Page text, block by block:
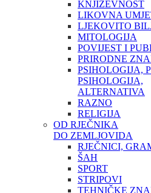
KNJIŽEVNOST
LIKOVNA
LJEKOVITO
MITOLOGIJA
POVIJEST I
PRIRODNE
PSIHOLOGIJA,
PSIHOLOGIJA,
ALTERNATIVA
RAZNO
RELIGIJA
OD RJEČNIKA
DO ZEMLJOVIDA
RJEČNICI,
ŠAH
SPORT
STRIPOVI
TEHNIČKE